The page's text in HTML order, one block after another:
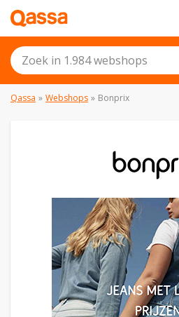
Qassa » Webshops » Bonprix